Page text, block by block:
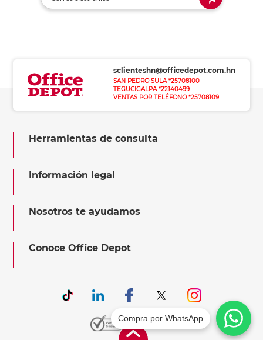
sclienteshn@officedepot.com.hn
SAN PEDRO SULA *25708100
TEGUCIGALPA *22140499
VENTAS POR TELÉFONO *25708109
Herramientas de consulta
Información legal
Nosotros te ayudamos
Conoce Office Depot
Compra por WhatsApp